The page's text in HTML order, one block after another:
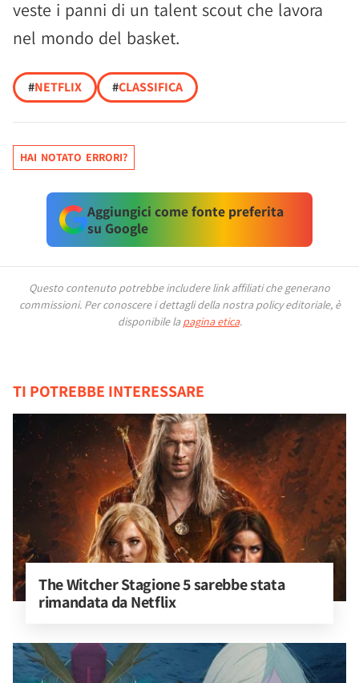
veste i panni di un talent scout che lavora
nel mondo del basket.
#NETFLIX #CLASSIFICA
HAI NOTATO ERRORI?
Aggiungici come fonte preferita
su Google
Questo contenuto potrebbe includere link affiliati che generano
commissioni. Per conoscere i dettagli della nostra policy editoriale, è
disponibile la pagina etica.
TI POTREBBE INTERESSARE
The Witcher Stagione 5 sarebbe stata
rimandata da Netflix